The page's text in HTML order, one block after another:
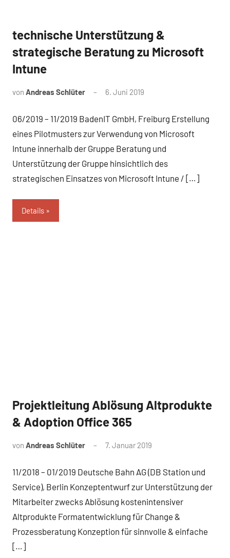
Referenz
technische Unterstützung &
strategische Beratung zu Microsoft
Intune
von Andreas Schlüter 6. Juni 2019
06/2019 – 11/2019 BadenIT GmbH, Freiburg Erstellung
eines Pilotmusters zur Verwendung von Microsoft
Intune innerhalb der Gruppe Beratung und
Unterstützung der Gruppe hinsichtlich des
strategischen Einsatzes von Microsoft Intune / […]
Details
Referenz
Projektleitung Ablösung Altprodukte
& Adoption Office 365
von Andreas Schlüter 7. Januar 2019
11/2018 – 01/2019 Deutsche Bahn AG (DB Station und
Service), Berlin Konzeptentwurf zur Unterstützung der
Mitarbeiter zwecks Ablösung kostenintensiver
Altprodukte Formatentwicklung für Change &
Prozessberatung Konzeption für sinnvolle & einfache
[…]